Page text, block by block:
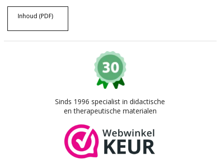
Inhoud (PDF)
Sinds 1996 specialist in didactische
en therapeutische materialen